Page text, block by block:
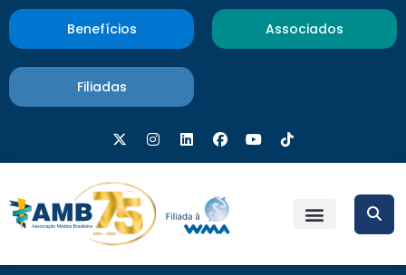
Benefícios Associados
Filiadas